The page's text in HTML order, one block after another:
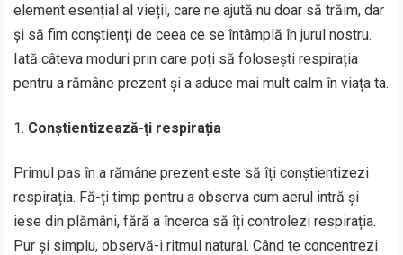
element esențial al vieții, care ne ajută nu doar să trăim, dar
și să fim conștienți de ceea ce se întâmplă în jurul nostru.
Iată câteva moduri prin care poți să folosești respirația
pentru a rămâne prezent și a aduce mai mult calm în viața ta.
Conștientizează-ți respirația
Primul pas în a rămâne prezent este să îți conștientizezi
respirația. Fă-ți timp pentru a observa cum aerul intră și
iese din plămâni, fără a încerca să îți controlezi respirația.
Pur și simplu, observă-i ritmul natural. Când te concentrezi